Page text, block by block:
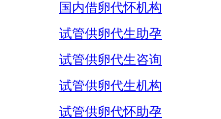
国内借卵代怀机构
试管供卵代生助孕
试管供卵代生咨询
试管供卵代生机构
试管供卵代怀助孕